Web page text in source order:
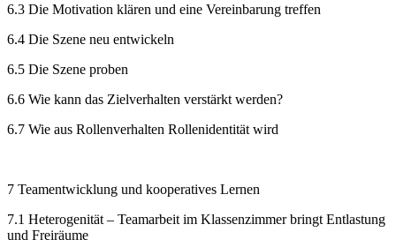
6.3 Die Motivation klären und eine Vereinbarung treffen
6.4 Die Szene neu entwickeln
6.5 Die Szene proben
6.6 Wie kann das Zielverhalten verstärkt werden?
6.7 Wie aus Rollenverhalten Rollenidentität wird
7 Teamentwicklung und kooperatives Lernen
7.1 Heterogenität – Teamarbeit im Klassenzimmer bringt Entlastung
und Freiräume